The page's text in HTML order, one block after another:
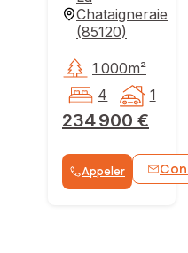
Chataigneraie
(85120)
234 900 €
1 000m²
4
1
Appeler